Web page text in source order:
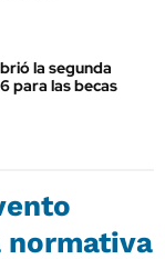
la segunda
para las becas
normativa